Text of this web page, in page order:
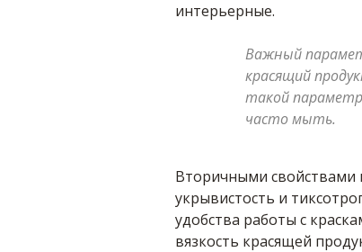
интерьерные.
Важный
красящий
такой
часто мыть.
Вторичными свойствами
укрывистость и
удобства работы с
вязкость красящей